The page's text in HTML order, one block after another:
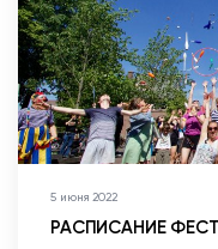
5 июня 2022
РАСПИСАНИЕ